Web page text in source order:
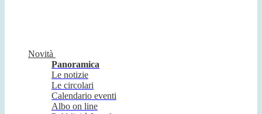
Novità
Panoramica
Le notizie
Le circolari
Calendario eventi
Albo on line